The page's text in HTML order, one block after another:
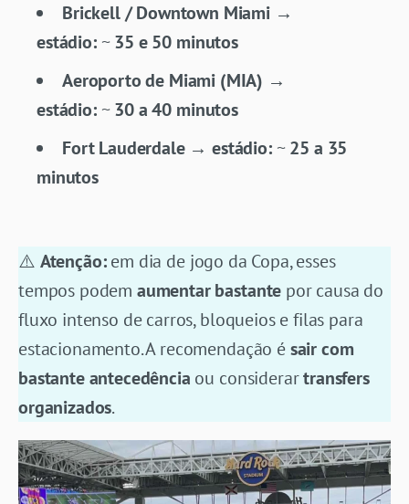
Brickell / Downtown Miami →
estádio:~35 e 50 minutos
Aeroporto de Miami (MIA) →
estádio:~30 a 40 minutos
Fort Lauderdale → estádio:~25 a 35
minutos
⚠️ Atenção:em dia de jogo da Copa, esses
tempos podem aumentar bastante por causa do
fluxo intenso de carros, bloqueios e filas para
estacionamento. A recomendação ésair com
bastante antecedência ou considerartransfers
organizados.